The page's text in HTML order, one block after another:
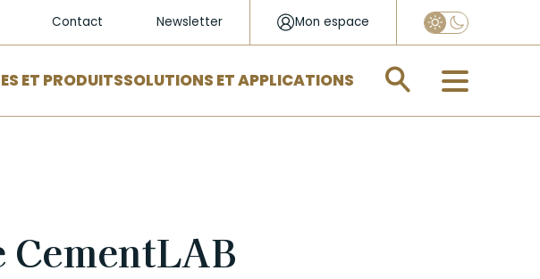
Contact Newsletter Mon espace
Appliquer
ET PRODUITSSOLUTIONS ET APPLICATIONS